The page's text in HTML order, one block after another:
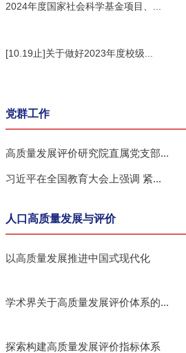
2024年度国家社会科学基金项目、...
[10.19止]关于做好2023年度校级...
党群工作
高质量发展评价研究院直属党支部...
习近平在全国教育大会上强调 紧...
人口高质量发展与评价
以高质量发展推进中国式现代化
学术界关于高质量发展评价体系的...
探索构建高质量发展评价指标体系